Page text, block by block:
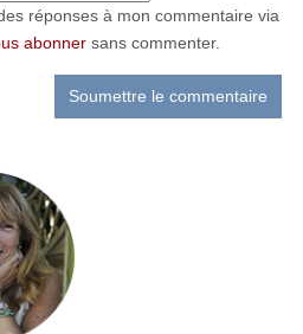
réponses à mon commentaire via
abonnersans commenter.